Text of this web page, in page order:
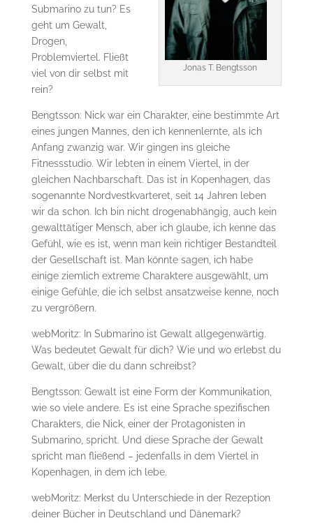
Jonas T. Bengtsson
Submarino zu tun? Es
geht um Gewalt,
Drogen,
Problemviertel. Fließt
viel von dir selbst mit
rein?
Bengtsson: Nick war ein Charakter, eine bestimmte Art
eines jungen Mannes, den ich kennenlernte, als ich
Anfang zwanzig war. Wir gingen ins gleiche
Fitnessstudio. Wir lebten in einem Viertel, in der
gleichen Nachbarschaft. Das ist in Kopenhagen, das
sogenannte Nordvestkvarteret, seit 14 Jahren leben
wir da schon. Ich bin nicht drogenabhängig, auch kein
gewalttätiger Mensch, aber ich glaube, ich kenne das
Gefühl, wie es ist, wenn man kein richtiger Bestandteil
der Gesellschaft ist. Man könnte sagen, ich habe
einige ziemlich extreme Charaktere ausgewählt, um
einige Gefühle, die ich selbst ansatzweise kenne, noch
zu vergrößern.
webMoritz: In Submarino ist Gewalt allgegenwärtig.
Was bedeutet Gewalt für dich? Wie und wo erlebst du
Gewalt, über die du dann schreibst?
Bengtsson: Gewalt ist eine Form der Kommunikation,
wie so viele andere. Es ist eine Sprache spezifischen
Charakters, die Nick, einer der Protagonisten in
Submarino, spricht. Und diese Sprache der Gewalt
spricht man fließend – jedenfalls in dem Viertel in
Kopenhagen, in dem ich lebe.
webMoritz: Merkst du Unterschiede in der Rezeption
deiner Bücher in Deutschland und Dänemark?